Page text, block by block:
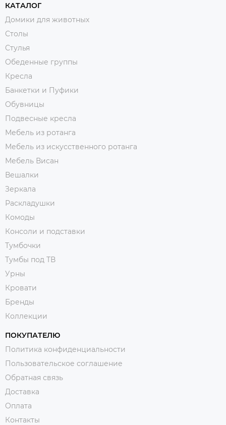
КАТАЛОГ
Домики для животных
Столы
Стулья
Обеденные группы
Кресла
Банкетки и Пуфики
Обувницы
Подвесные кресла
Мебель из ротанга
Мебель из искусственного ротанга
Мебель Висан
Вешалки
Зеркала
Раскладушки
Комоды
Консоли и подставки
Тумбочки
Тумбы под ТВ
Урны
Кровати
Бренды
Коллекции
ПОКУПАТЕЛЮ
Политика конфиденциальности
Пользовательское соглашение
Обратная связь
Доставка
Оплата
Контакты